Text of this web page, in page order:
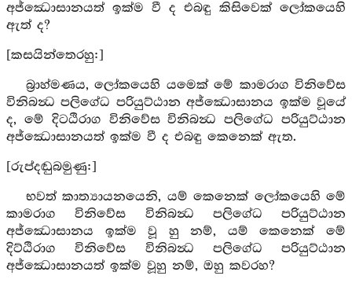
අජ්ඣොසානයත් ඉක්ම වී ද එබඳු කිසිවෙක් ලෝකයෙහි
ඇත් ද?
[කසයින්තෙරහු:]
බ්‍රාහ්මණය, ලෝකයෙහි යමෙක් මේ කාමරාග විනිවේස
විනිබන්‍ධ පලිගේධ පරියුට්ඨාන අජ්ඣොසානය ඉක්ම වූයේ
ද, මේ දිටඨිරාග විනිවේස විනිබන්‍ධ පලිගේධ පරියුට්ඨාන
අජ්ඣොසානයත් ඉක්ම වී ද එබඳු කෙනෙක් ඇත.
[රුප්දඬුබමුණු:]
භවත් කාත්‍යායනයෙනි, යම් කෙනෙක් ලෝකයෙහි මේ
කාමරාග විනිවේස විනිබන්‍ධ පලිගේධ පරියුට්ඨාන
අජ්ඣොසානය ඉක්ම වූ හු නම්, යම් කෙනෙක් මේ
දිට්ඨිරාග විනිවේස විනිබන්‍ධ පලිගේධ පරියුට්ඨාන
අජ්ඣොසානයත් ඉක්ම වූහු නම්, ඔහු කවරහ?